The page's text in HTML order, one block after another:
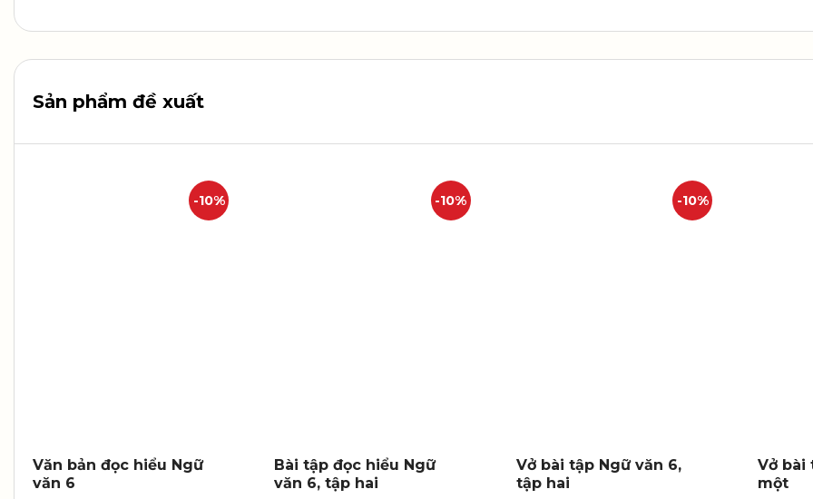
Sản phẩm đề xuất
-10%
Văn bản đọc hiểu Ngữ
văn 6
-10%
Bài tập đọc hiểu Ngữ
văn 6, tập hai
-10%
Vở bài tập Ngữ văn 6,
tập hai
Vở bài
một